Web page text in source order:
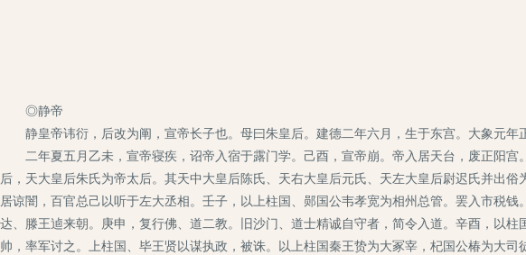
◎静帝
静皇帝讳衍，后改为阐，宣帝长子也。母曰朱皇后。建德二年六月，生于东宫。大象元年
二年夏五月乙未，宣帝寝疾，诏帝入宿于露门学。己酉，宣帝崩。帝入居天台，废正阳宫
后，天大皇后朱氏为帝太后。其天中大皇后陈氏、天右大皇后元氏、天左大皇后尉迟氏并出
居谅闇，百官总己以听于左大丞相。壬子，以上柱国、郧国公韦孝宽为相州总管。罢入市税
达、滕王逌来朝。庚申，复行佛、道二教。旧沙门、道士精诚自守者，简令入道。辛酉，以
帅，率军讨之。上柱国、毕王贤以谋执政，被诛。以上柱国秦王贽为大冢宰，杞国公椿为大